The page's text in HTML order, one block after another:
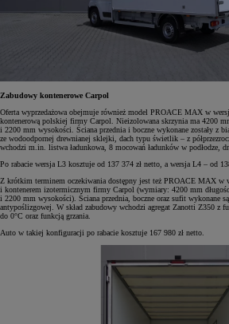
Zabudowy kontenerowe Carpol
Oferta wyprzedażowa obejmuje również model PROACE MAX w
kontenerową polskiej firmy Carpol. Nieizolowana skrzynia ma 4200
i 2200 mm wysokości. Ściana przednia i boczne wykonane zostały z
ze wodoodpornej drewnianej sklejki, dach typu świetlik – z
wchodzi m.in. listwa ładunkowa, 8 mocowań ładunków w podłodze,
Po rabacie wersja L3 kosztuje od 137 374 zł netto, a wersja L4 – od
Z krótkim terminem oczekiwania dostępny jest też PROACE MAX w
i kontenerem izotermicznym firmy Carpol (wymiary: 4200 mm
i 2200 mm wysokości). Ściana przednia, boczne oraz sufit wykonane
antypoślizgowej. W skład zabudowy wchodzi agregat Zanotti Z350 z
do 0°C oraz funkcją grzania.
Auto w takiej konfiguracji po rabacie kosztuje 167 980 zł netto.